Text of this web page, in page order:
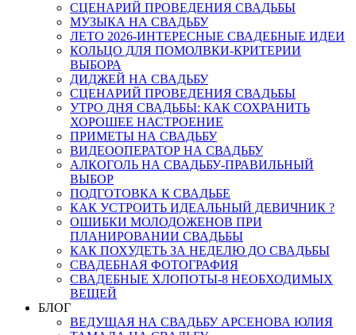
СЦЕНАРИЙ ПРОВЕДЕНИЯ СВАДЬБЫ
МУЗЫКА НА СВАДЬБУ
ЛЕТО 2026-ИНТЕРЕСНЫЕ СВАДЕБНЫЕ ИДЕИ
КОЛЬЦО ДЛЯ ПОМОЛВКИ-КРИТЕРИИ
ВЫБОРА
ДИДЖЕЙ НА СВАДЬБУ
СЦЕНАРИЙ ПРОВЕДЕНИЯ СВАДЬБЫ
УТРО ДНЯ СВАДЬБЫ: КАК СОХРАНИТЬ
ХОРОШЕЕ НАСТРОЕНИЕ
ПРИМЕТЫ НА СВАДЬБУ
ВИДЕООПЕРАТОР НА СВАДЬБУ
АЛКОГОЛЬ НА СВАДЬБУ-ПРАВИЛЬНЫЙ
ВЫБОР
ПОДГОТОВКА К СВАДЬБЕ
КАК УСТРОИТЬ ИДЕАЛЬНЫЙ ДЕВИЧНИК ?
ОШИБКИ МОЛОДОЖЕНОВ ПРИ
ПЛАНИРОВАНИИ СВАДЬБЫ
КАК ПОХУДЕТЬ ЗА НЕДЕЛЮ ДО СВАДЬБЫ
СВАДЕБНАЯ ФОТОГРАФИЯ
СВАДЕБНЫЕ ХЛОПОТЫ-8 НЕОБХОДИМЫХ
ВЕЩЕЙ
БЛОГ
ВЕДУЩАЯ НА СВАДЬБУ АРСЕНОВА ЮЛИЯ